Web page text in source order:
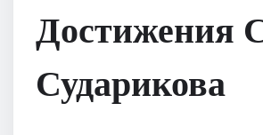
Достижения
Сударикова